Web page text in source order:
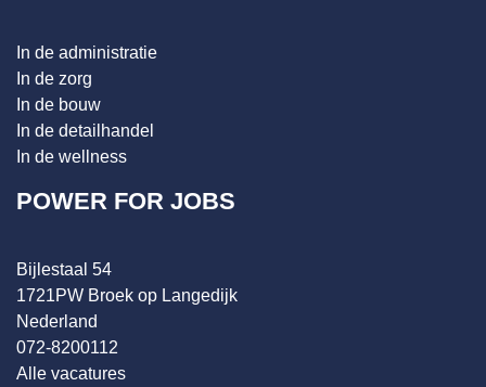
In de administratie
In de zorg
In de bouw
In de detailhandel
In de wellness
POWER FOR JOBS
Bijlestaal 54
1721PW Broek op Langedijk
Nederland
072-8200112
Alle vacatures